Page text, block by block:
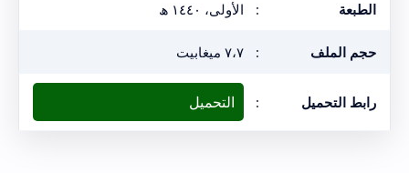
الطبعة : الأولى، ١٤٤٠ ھ
حجم الملف : ٧،٧ ميغابيت
رابط التحميل : التحميل